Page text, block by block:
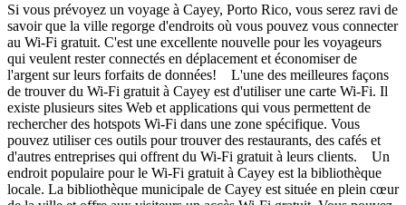
Si vous prévoyez un voyage à Cayey, Porto Rico, vous serez ravi de
savoir que la ville regorge d'endroits où vous pouvez vous connecter
au Wi-Fi gratuit. C'est une excellente nouvelle pour les voyageurs
qui veulent rester connectés en déplacement et économiser de
l'argent sur leurs forfaits de données! L'une des meilleures façons
de trouver du Wi-Fi gratuit à Cayey est d'utiliser une carte Wi-Fi. Il
existe plusieurs sites Web et applications qui vous permettent de
rechercher des hotspots Wi-Fi dans une zone spécifique. Vous
pouvez utiliser ces outils pour trouver des restaurants, des cafés et
d'autres entreprises qui offrent du Wi-Fi gratuit à leurs clients. Un
endroit populaire pour le Wi-Fi gratuit à Cayey est la bibliothèque
locale. La bibliothèque municipale de Cayey est située en plein cœur